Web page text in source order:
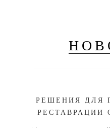
РЕШЕНИЯ ДЛЯ
РЕСТАВРАЦИИ